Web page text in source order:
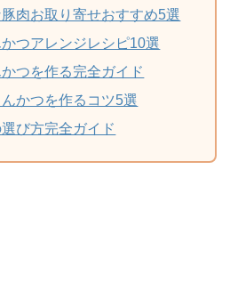
肉お取り寄せおすすめ5選
つアレンジレシピ10選
つを作る完全ガイド
かつを作るコツ5選
び方完全ガイド